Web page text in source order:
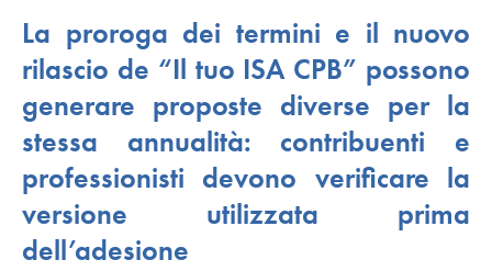
La proroga dei termini e il nuovo
rilascio de “Il tuo ISA CPB” possono
generare proposte diverse per la
stessa annualità: contribuenti e
professionisti devono verificare la
versione utilizzata prima
dell’adesione